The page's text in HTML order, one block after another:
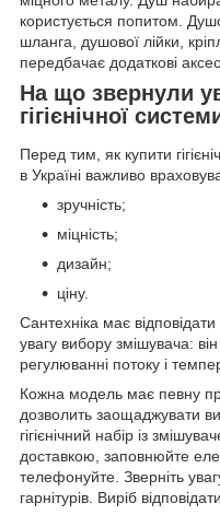
користується попитом.
шланга, душової лійки,
передбачає додаткові
На що звернули
гігієнічної
Перед тим, як купити
в Україні важливо
зручність;
міцність;
дизайн;
ціну.
Сантехніка має
увагу вибору змішувача:
регулюванні потоку і
Кожна модель має певну
дозволить заощаджувати
гігієнічний набір із
доставкою, заповнюйте
телефонуйте. Зверніть
гарнітурів. Виріб